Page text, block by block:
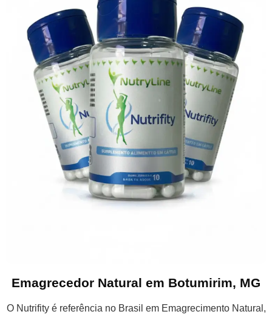
Emagrecedor Natural em Botumirim, MG
O Nutrifity é referência no Brasil em Emagrecimento Natural,